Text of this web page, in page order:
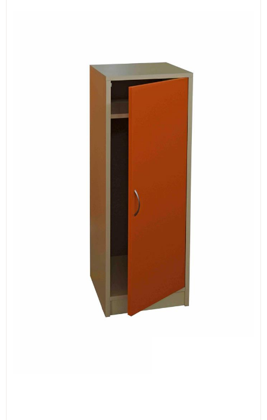
МЕБЕЛИ И ОБОРУДВАНЕ
КАНЦЕЛАРСКИ МАТЕРИАЛИ
ПРОМОЦИИ